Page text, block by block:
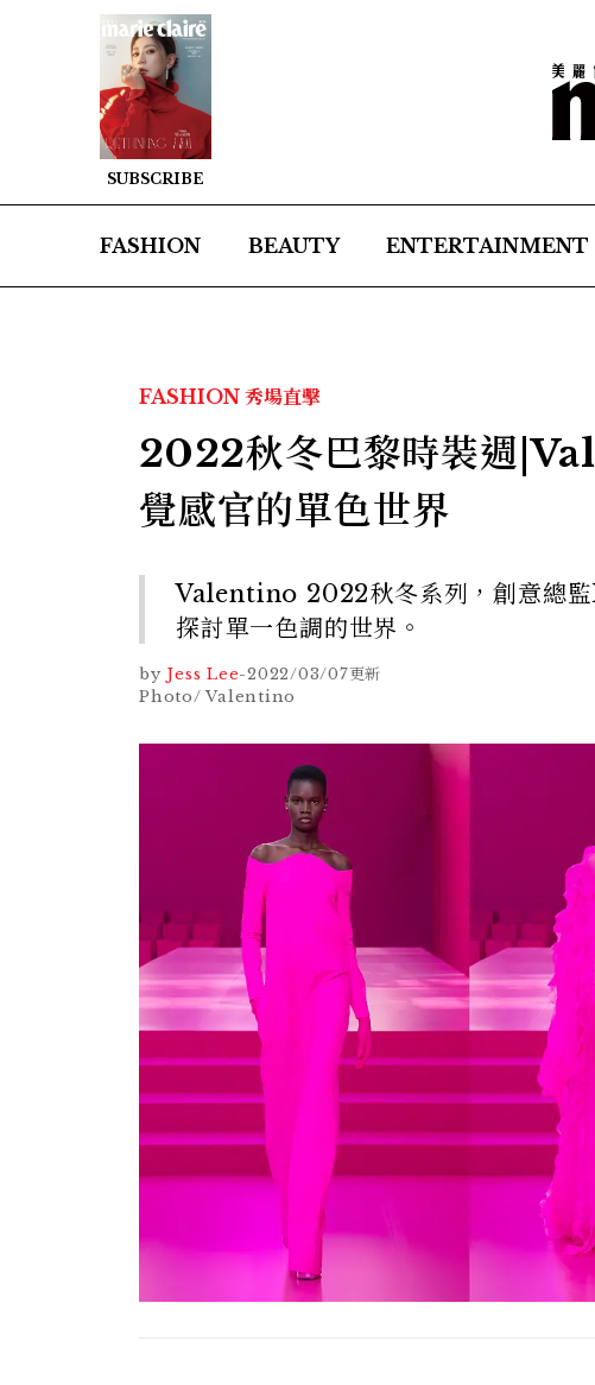
SUBSCRIBE
FASHION BEAUTY ENTERTAINMENT
FASHION 秀場直擊
2022秋冬巴黎時裝週
覺感官的單色世界
Valentino 2022秋冬系列，創意總
探討單一色調的世界。
by Jess Lee-2022/03/07更新
Photo/ Valentino